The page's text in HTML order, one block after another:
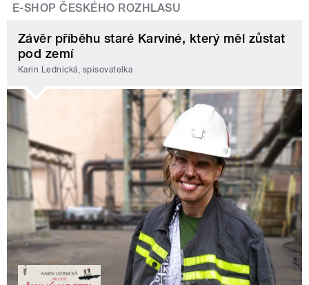
E-SHOP ČESKÉHO ROZHLASU
Závěr příběhu staré Karviné, který měl zůstat
pod zemí
Karin Lednická, spisovatelka